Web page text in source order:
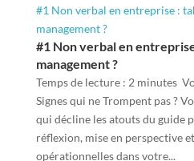
#1 Non verbal en entreprise :
management ?
#1 Non verbal en
management ?
Temps de lecture : 2 minutes
Signes qui ne Trompent pas ?
qui décline les atouts du guide
réflexion, mise en perspective
opérationnelles dans votre...